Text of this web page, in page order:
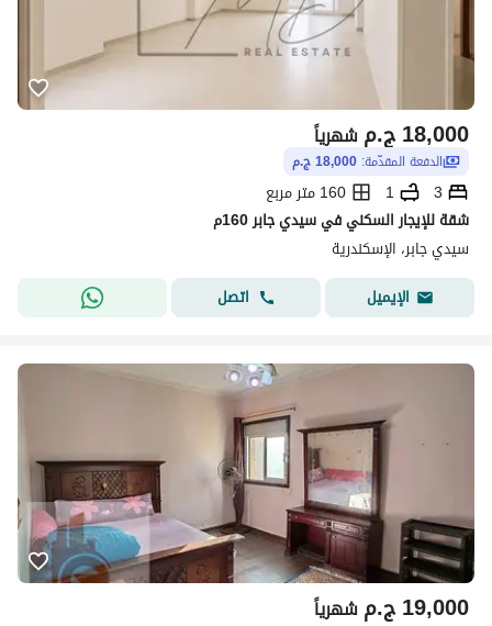
ج.م18,000 شهرياً
الدفعة المقدّمة: 18,000 ج.م
3
1
160 متر مربع
شقة للإيجار السكني في سيدي جابر 160م
سيدي جابر، الإسكندرية
الإيميل
اتصل
ج.م19,000 شهرياً